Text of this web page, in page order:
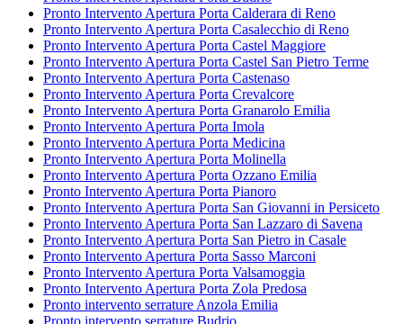
Pronto Intervento Apertura Porta Calderara di Reno
Pronto Intervento Apertura Porta Casalecchio di Reno
Pronto Intervento Apertura Porta Castel Maggiore
Pronto Intervento Apertura Porta Castel San Pietro Terme
Pronto Intervento Apertura Porta Castenaso
Pronto Intervento Apertura Porta Crevalcore
Pronto Intervento Apertura Porta Granarolo Emilia
Pronto Intervento Apertura Porta Imola
Pronto Intervento Apertura Porta Medicina
Pronto Intervento Apertura Porta Molinella
Pronto Intervento Apertura Porta Ozzano Emilia
Pronto Intervento Apertura Porta Pianoro
Pronto Intervento Apertura Porta San Giovanni in Persiceto
Pronto Intervento Apertura Porta San Lazzaro di Savena
Pronto Intervento Apertura Porta San Pietro in Casale
Pronto Intervento Apertura Porta Sasso Marconi
Pronto Intervento Apertura Porta Valsamoggia
Pronto Intervento Apertura Porta Zola Predosa
Pronto intervento serrature Anzola Emilia